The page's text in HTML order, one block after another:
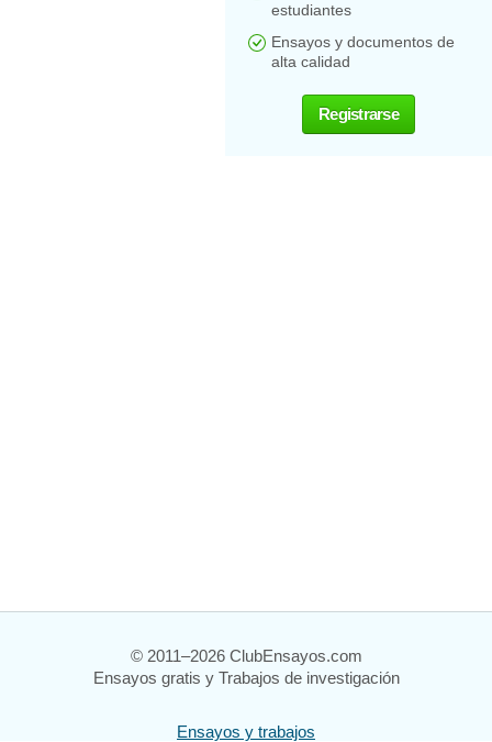
estudiantes
Ensayos y documentos de
alta calidad
Registrarse
© 2011–2026 ClubEnsayos.com
Ensayos gratis y Trabajos de investigación
Ensayos y trabajos